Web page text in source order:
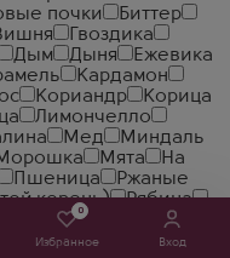
0
Избранное Вход
почки
Биттер
Гвоздика
Дым Дыня
Ежевика
Кардамон
Кориандр
Корица
Лимончелло
Мед
Миндаль
Мята
На
Пшеница
Ржаные
корень)
Рябина
Спирт
Фруктовый